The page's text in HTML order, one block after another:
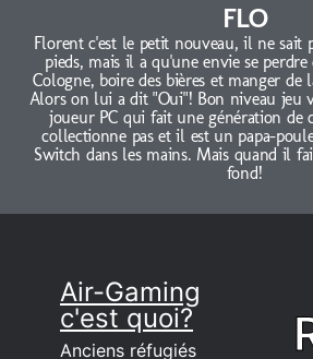
FLO
Florent c'est le petit nouveau, il ne sait
pieds, mais il a qu'une envie se perdre
Cologne, boire des bières et manger de
Alors on lui a dit "Oui"! Bon niveau jeu
joueur PC qui fait une génération de
collectionne pas et il est un papa-
Switch dans les mains. Mais quand il
fond!
Air-Gaming
c'est quoi?
Anciens réfugiés